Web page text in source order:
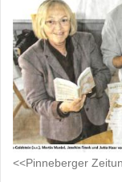
<<Pinneberger